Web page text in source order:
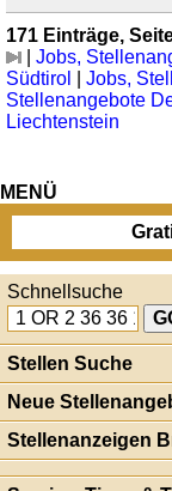
171 Einträge,
Jobs,
Südtirol
Jobs,
Stellenangebote
Liechtenstein
MENÜ
Schnellsuche
Stellen Suche
Neue
Stellenanzeigen